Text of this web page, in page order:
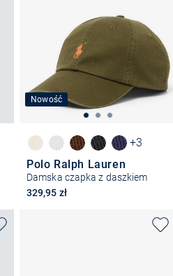
Nowość
+3
Polo Ralph Lauren
Damska czapka z daszkiem
329,95 zł